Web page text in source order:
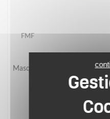
FMF
Masque cross POWERBOMB